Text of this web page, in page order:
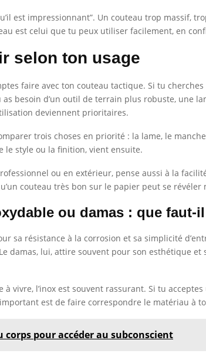
est impressionnant”. Un couteau trop
est celui que tu peux utiliser facilement, en
selon ton usage
faire avec ton couteau tactique. Si tu
besoin d’un outil de terrain plus robuste, une
deviennent prioritaires.
trois choses en priorité : la lame, le
le style ou la finition, vient ensuite.
ou en extérieur, pense aussi à la
couteau très bon sur le papier peut se
ou damas : que faut-
sa résistance à la corrosion et sa simplicité
damas, lui, attire souvent pour son esthétique
à vivre, l’inox est souvent rassurant. Si tu
est de faire correspondre le matériau à
corps pour accéder au subconscient